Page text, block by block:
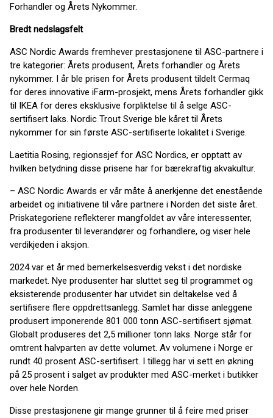
Forhandler og Årets Nykommer.
Bredt nedslagsfelt
ASC Nordic Awards fremhever prestasjonene til ASC-partnere i
tre kategorier: Årets produsent, Årets forhandler og Årets
nykommer. I år ble prisen for Årets produsent tildelt Cermaq
for deres innovative iFarm-prosjekt, mens Årets forhandler gikk
til IKEA for deres eksklusive forpliktelse til å selge ASC-
sertifisert laks. Nordic Trout Sverige ble kåret til Årets
nykommer for sin første ASC-sertifiserte lokalitet i Sverige.
Laetitia Rosing, regionssjef for ASC Nordics, er opptatt av
hvilken betydning disse prisene har for bærekraftig akvakultur.
– ASC Nordic Awards er vår måte å anerkjenne det enestående
arbeidet og initiativene til våre partnere i Norden det siste året.
Priskategoriene reflekterer mangfoldet av våre interessenter,
fra produsenter til leverandører og forhandlere, og viser hele
verdikjeden i aksjon.
2024 var et år med bemerkelsesverdig vekst i det nordiske
markedet. Nye produsenter har sluttet seg til programmet og
eksisterende produsenter har utvidet sin deltakelse ved å
sertifisere flere oppdrettsanlegg. Samlet har disse anleggene
produsert imponerende 801 000 tonn ASC-sertifisert sjømat.
Globalt produseres det 2,5 millioner tonn laks. Norge står for
omtrent halvparten av dette volumet. Av volumene i Norge er
rundt 40 prosent ASC-sertifisert. I tillegg har vi sett en økning
på 25 prosent i salget av produkter med ASC-merket i butikker
over hele Norden.
Disse prestasjonene gir mange grunner til å feire med priser